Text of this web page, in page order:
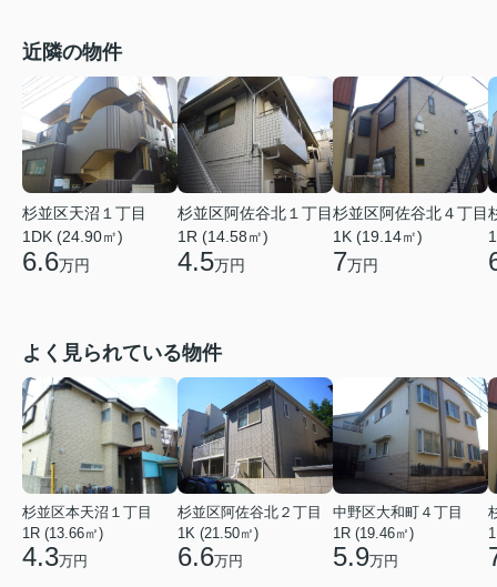
近隣の物件
杉並区天沼１丁目
1DK (24.90㎡)
6.6万円
杉並区阿佐谷北１丁目
1R (14.58㎡)
4.5万円
杉並区阿佐谷北４丁目
1K (19.14㎡)
7万円
よく見られている物件
杉並区本天沼１丁目
1R (13.66㎡)
4.3万円
杉並区阿佐谷北２丁目
1K (21.50㎡)
6.6万円
中野区大和町４丁目
1R (19.46㎡)
5.9万円